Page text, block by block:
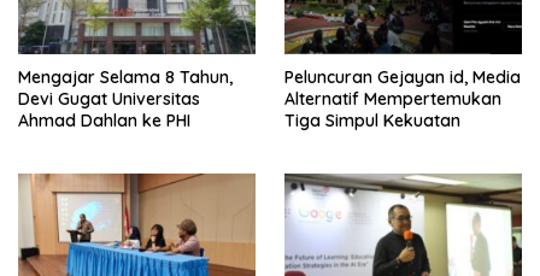
Mengajar Selama 8 Tahun,
Devi Gugat Universitas
Ahmad Dahlan ke PHI
Peluncuran Gejayan id, Media
Alternatif Mempertemukan
Tiga Simpul Kekuatan